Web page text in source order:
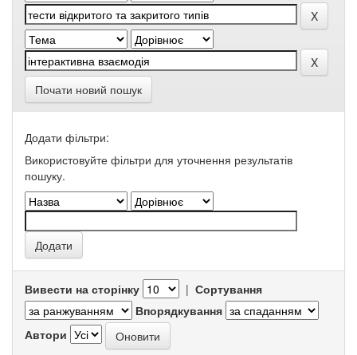
Почати новий пошук
Додати фільтри:
Використовуйте фільтри для уточнення результатів
пошуку.
Вивести на сторінку | Сортування
Впорядкування
Автори